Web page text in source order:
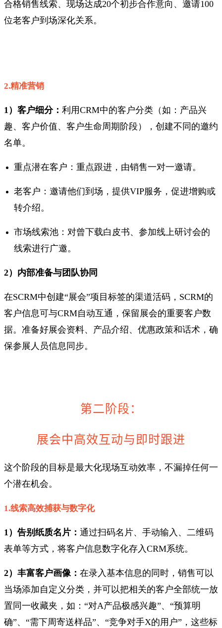
合格销售线索、现场达成20个初步合作意向、邀请100
位老客户到场深化关系。
2.精准营销
1）客户细分： 利用CRM中的客户分类（如：产品兴
趣、客户价值、客户生命周期阶段），创建不同的邀约
名单。
重点潜在客户：重点跟进，由销售一对一邀请。
老客户：邀请他们到场，提供VIP服务，促进增购或
转介绍。
市场线索池：对曾下载白皮书、参加线上研讨会的
线索进行广邀。
2）内部准备与团队协同
在SCRM中创建“展会”项目标签的渠道活码，SCRM的
客户信息可与CRM自动互通，保留展会的重要客户数
据。准备好展会资料、产品介绍、优惠政策和话术，确
保参展人员信息同步。
第二阶段：
展会中高效互动与即时跟进
这个阶段的目标是最大化现场互动效率，不漏掉任何一
个潜在机会。
1.线索高效捕获与数字化
1）告别纸质名片： 通过扫码名片、手动输入、二维码
表单等方式，将客户信息数字化存入CRM系统。
2）丰富客户画像： 在录入基本信息的同时，销售可以
当场添加自定义分类，并可以把相关的客户全部统一放
置同一收藏夹，如：“对A产品极感兴趣”、“预算明
确”、“需下周寄送样品”、“竞争对手X的用户”，这些标